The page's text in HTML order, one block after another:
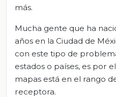
más.
Mucha gente que ha
años en la Ciudad de
con este tipo de
estados o países, es por
mapas está en el rango
receptora.